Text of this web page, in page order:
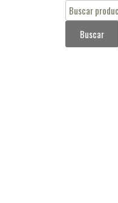
Buscar
por:
Buscar